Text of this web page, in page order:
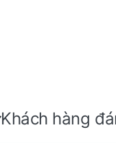
Khách hàng